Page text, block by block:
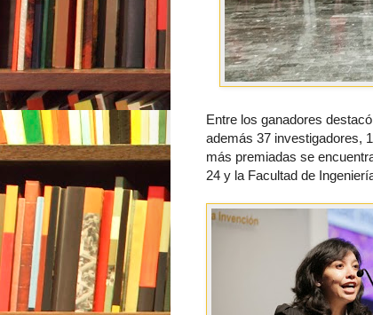
Entre los ganadores
además 37 investigadores,
más premiadas se
24 y la Facultad de